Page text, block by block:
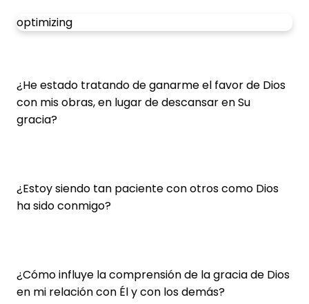
optimizing
¿He estado tratando de ganarme el favor de Dios
con mis obras, en lugar de descansar en Su
gracia?
¿Estoy siendo tan paciente con otros como Dios
ha sido conmigo?
¿Cómo influye la comprensión de la gracia de Dios
en mi relación con Él y con los demás?